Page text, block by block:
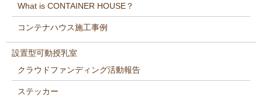
What is CONTAINER HOUSE？
コンテナハウス施工事例
設置型可動授乳室
クラウドファンディング活動報告
ステッカー